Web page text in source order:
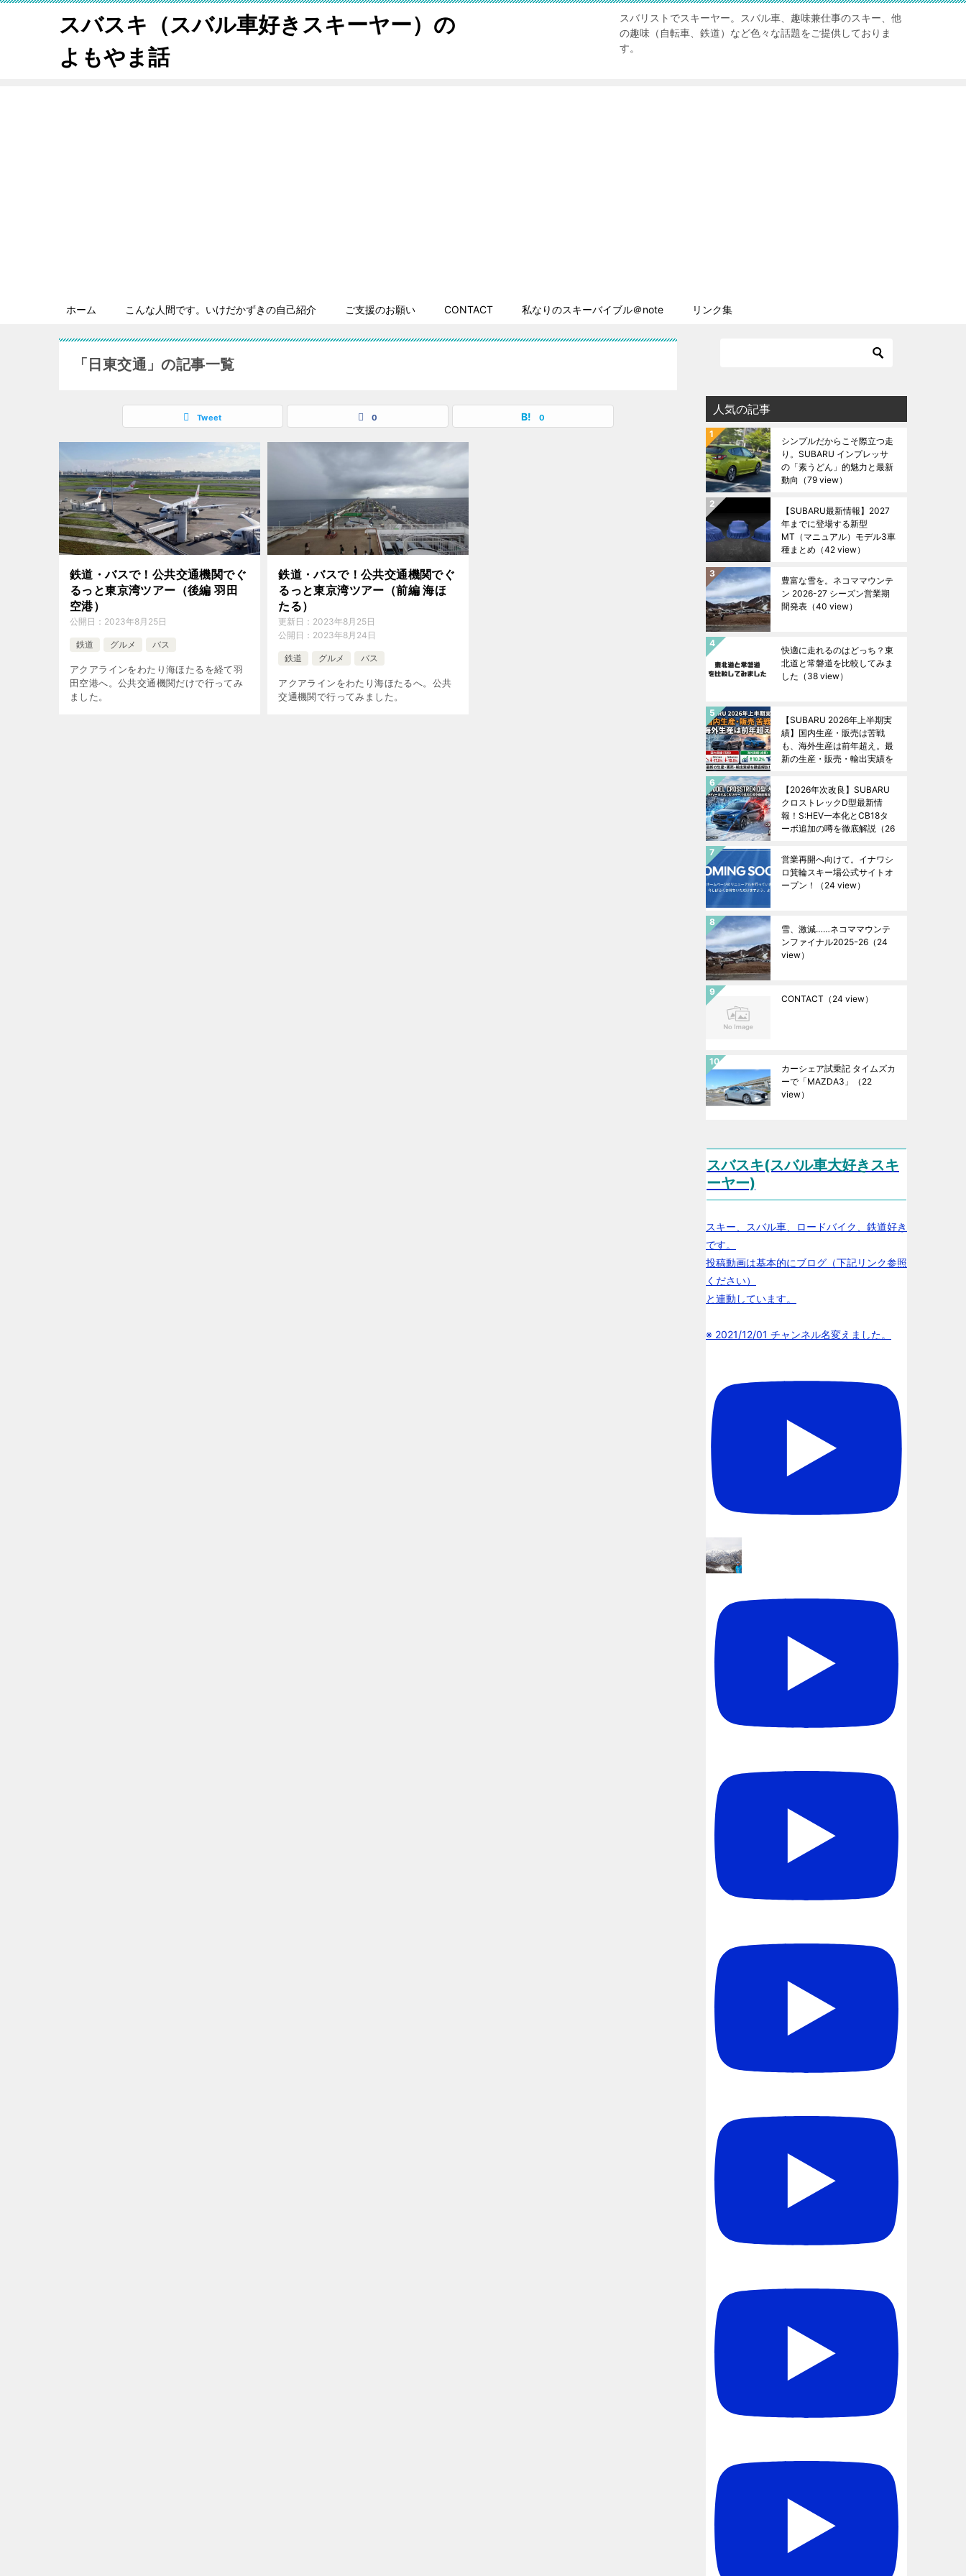
スバスキ（スバル車好きスキーヤー）の
よもやま話
スバリストでスキーヤー。スバル車、趣味兼仕事のスキー、他
の趣味（自転車、鉄道）など色々な話題をご提供しておりま
す。
ホーム こんな人間です。いけだかずきの自己紹介 ご支援のお願い CONTACT 私なりのスキーバイブル＠note リンク集
「日東交通」の記事一覧
Tweet 0 0
鉄道・バスで！公共交通機関でぐ
るっと東京湾ツアー（後編 羽田
空港）
公開日： 2023年8月25日
鉄道 グルメ バス
アクアラインをわたり海ほたるを経て羽
田空港へ。公共交通機関だけで行ってみ
ました。
鉄道・バスで！公共交通機関でぐ
るっと東京湾ツアー（前編 海ほ
たる）
更新日： 2023年8月25日
公開日： 2023年8月24日
鉄道 グルメ バス
アクアラインをわたり海ほたるへ。公共
交通機関で行ってみました。
人気の記事
シンプルだからこそ際立つ走
り。SUBARU インプレッサ
の「素うどん」的魅力と最新
動向 （79 view）
【SUBARU最新情報】2027
年までに登場する新型
MT（マニュアル）モデル3車
種まとめ （42 view）
豊富な雪を。ネコママウンテ
ン 2026-27 シーズン営業期
間発表 （40 view）
快適に走れるのはどっち？東
北道と常磐道を比較してみま
した （38 view）
【SUBARU 2026年上半期実
績】国内生産・販売は苦戦
も、海外生産は前年超え。最
新の生産・販売・輸出実績を
【2026年次改良】SUBARU
クロストレックD型最新情
報！S:HEV一本化とCB18タ
ーボ追加の噂を徹底解説 （26
営業再開へ向けて。イナワシ
ロ箕輪スキー場公式サイトオ
ープン！
（24 view）
雪、激減……ネコママウンテ
ンファイナル2025ｰ26 （24
view）
CONTACT （24 view）
カーシェア試乗記 タイムズカ
ーで「MAZDA3」
（22
view）
スバスキ(スバル車大好きスキ
ーヤー)
スキー、スバル車、ロードバイク、鉄道好き
です。
投稿動画は基本的にブログ（下記リンク参照
ください）
と連動しています。
※ 2021/12/01 チャンネル名変えました。